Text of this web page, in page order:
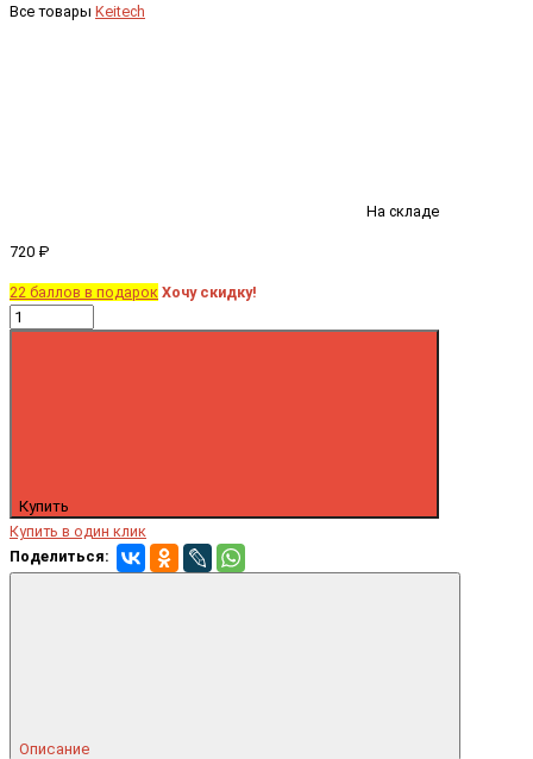
Все товары Keitech
На складе
720 ₽
22 баллов в подарок Хочу скидку!
Купить
Купить в один клик
Поделиться:
Описание